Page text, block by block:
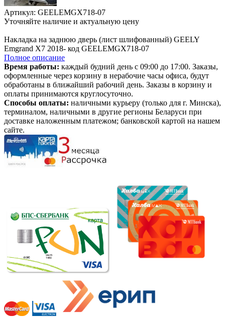
Артикул: GEELEMGX718-07
Уточняйте наличие и актуальную цену
Накладка на заднюю дверь (лист шлифованный) GEELY
Emgrand X7 2018- код GEELEMGX718-07
Полное описание
Время работы: каждый будний день с 09:00 до 17:00. Заказы,
оформленные через корзину в нерабочие часы офиса, будут
обработаны в ближайший рабочий день. Заказы в корзину и
оплаты принимаются круглосуточно.
Способы оплаты: наличными курьеру (только для г. Минска),
терминалом, наличными в другие регионы Беларуси при
доставке наложенным платежом; банковской картой на нашем
сайте.